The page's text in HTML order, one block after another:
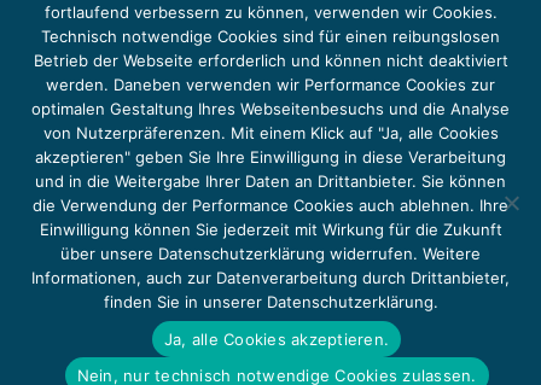
Das Projekt YOUNG ENERGY EUROPE wird gefördert durch die Europäische Klimaschutzinitiative (EUKI).
Die EUKI ist ein Förderinstrument des deutschen Bundesministeriums für Umwelt, Klimaschutz,
Naturschutz und nukleare Sicherheit (BMUKN). Übergeordnetes Ziel der EUKI ist eine Intensivierung des
grenzüberschreitenden Dialogs sowie des Wissens- und Erfahrungsaustauschs in der Europäischen Union,
um gemeinsam die Umsetzung des Paris Abkommens voranzutreiben.
Copyright 2026, Young Energy Europe
IMPRESSUM 2026
fortlaufend verbessern zu können, verwenden wir Cookies.
Technisch notwendige Cookies sind für einen reibungslosen
Betrieb der Webseite erforderlich und können nicht deaktiviert
werden. Daneben verwenden wir Performance Cookies zur
optimalen Gestaltung Ihres Webseitenbesuchs und die Analyse
von Nutzerpräferenzen. Mit einem Klick auf "Ja, alle Cookies
akzeptieren" geben Sie Ihre Einwilligung in diese Verarbeitung
und in die Weitergabe Ihrer Daten an Drittanbieter. Sie können
die Verwendung der Performance Cookies auch ablehnen. Ihre
Einwilligung können Sie jederzeit mit Wirkung für die Zukunft
über unsere Datenschutzerklärung widerrufen. Weitere
Informationen, auch zur Datenverarbeitung durch Drittanbieter,
finden Sie in unserer Datenschutzerklärung.
Ja, alle Cookies akzeptieren.
Nein, nur technisch notwendige Cookies zulassen.